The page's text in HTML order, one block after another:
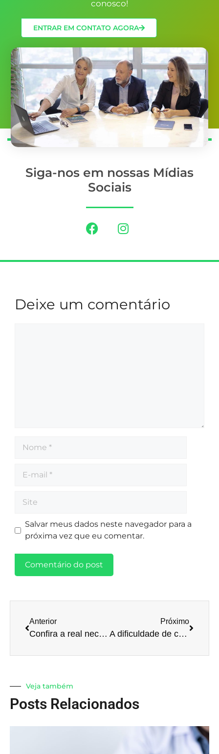
conosco!
ENTRAR EM CONTATO AGORA
Siga-nos em nossas Mídias
Sociais
Deixe um comentário
Salvar meus dados neste navegador para a
próxima vez que eu comentar.
Anterior
Confira a real necessidade da contabilidade para MEIs!
Próximo
A dificuldade de conseguir crédito na praça está atrapalhando pequenas e médias empresas.
Veja também
Posts Relacionados